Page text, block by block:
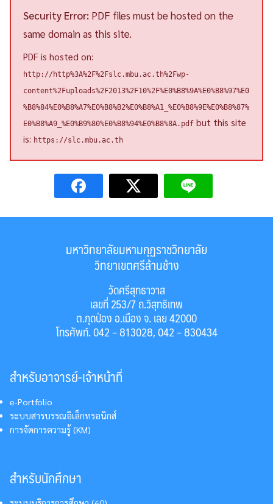
Security Error: PDF files must be hosted on the
same domain as this site.
PDF is hosted on:
http://http%3A%2F%2Fslc.mbu.ac.th%2Fwp-
content%2Fuploads%2F2013%2F10%2F%E0%B8%9A%E0%B8%97%E0
%B8%84%E0%B8%A7%E0%B8%B2%E0%B8%A1_%E0%B8%9E%E0%B8%87%
E0%B8%A9_%E0%B9%80%E0%B8%94%E0%B8%8A.pdf but this site
is: https://slc.mbu.ac.th
มหาวิทยาลัยมหามกุฏราชวิทยาลัย
วิทยาเขตศรีล้านช้าง
วัดศรีสุทธาวาส
เลขที่ 253/7 ถ.วิสุทธิเทพ
ต.กุดป่อง อ.เมือง จ. เลย 42000
โทรศัพท์. 042 – 813028, 042 – 830434
สำหรับอาจารย์-เจ้าหน้าที่
e-Portfolio
ระบบสารบรรณอิเล็กทรอนิกส์
การจัดการความรู้ (KM)
สำหรับนักศึกษา